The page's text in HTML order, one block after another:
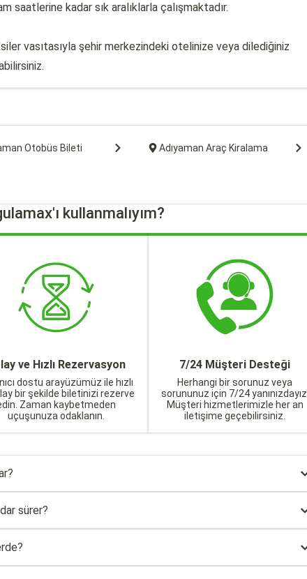
saatlerine kadar sık aralıklarla çalışmaktadır.
vasıtasıyla şehir merkezindeki otelinize veya dilediğiniz
Otobüs Bileti Adıyaman Araç Kiralama
kullanmalıyım?
ve Hızlı Rezervasyon
dostu arayüzümüz ile hızlı
bir şekilde biletinizi rezerve
Zaman kaybetmeden
uçuşunuza odaklanın.
7/24 Müşteri Desteği
Herhangi bir sorunuz veya
sorununuz için 7/24 yanınızdayız.
Müşteri hizmetlerimizle her an
iletişime geçebilirsiniz.
sürer?